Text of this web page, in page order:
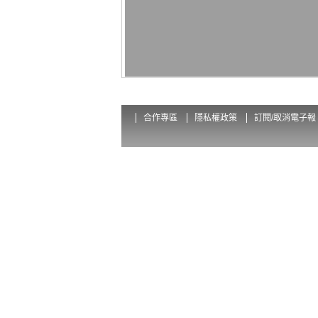
合作專區 隱私權政策 訂閱/取消電子報